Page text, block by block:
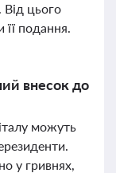
Від цього
її подання.
внесок до
можуть
у гривнях,